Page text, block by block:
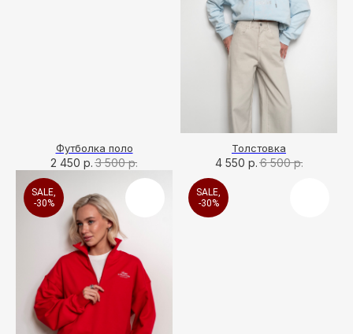
Футболка поло
2 450 р. 3 500 р.
Толстовка
4 550 р. 6 500 р.
SALE,
-30%
SALE,
-30%